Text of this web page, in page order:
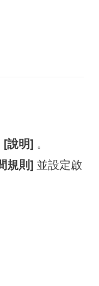
[說明] 。
規則] 並設定啟